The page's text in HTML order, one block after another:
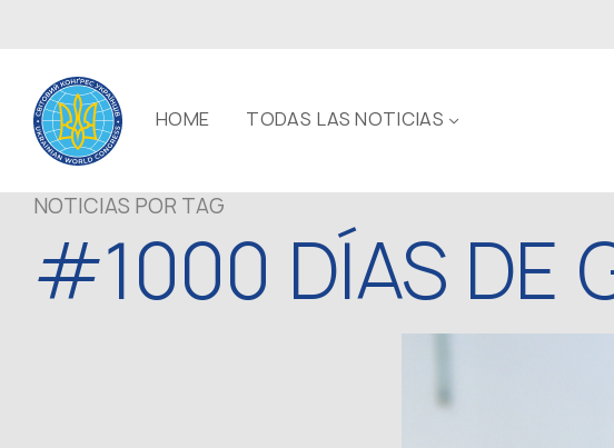
HOME TODAS LAS NOTICIAS
NOTICIAS POR TAG
#1000 DÍAS DE